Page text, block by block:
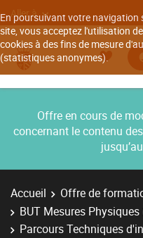
En poursuivant votre navigation
site, vous acceptez l'utilisation de
cookies à des fins de mesure
(statistiques anonymes).
Aller à
Offre en cours de
concernant le contenu
Accueil Offre de
BUT Mesures Physiques
Parcours Techniques